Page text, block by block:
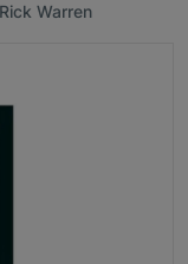
Warren